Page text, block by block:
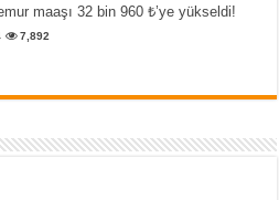
maaşı 32 bin 960 ₺’ye yükseldi!
7,892